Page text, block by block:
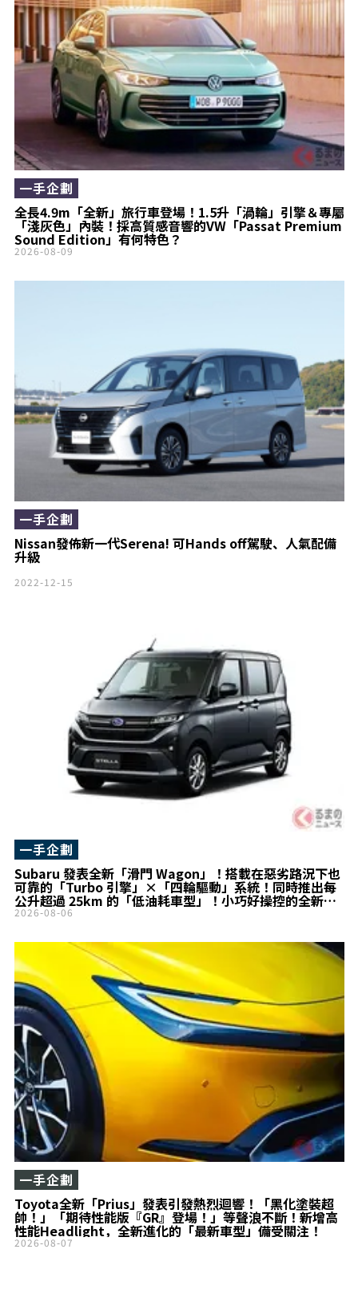
全長4.9m「全新」旅行車登場！1.5升「渦輪」引擎＆專屬
「淺灰色」內裝！採高質感音響的VW「Passat Premium
Sound Edition」有何特色？
一手企劃
2026-08-09
Nissan發佈新一代Serena! 可Hands off駕駛、人氣配備
升級
一手企劃
2022-12-15
Subaru 發表全新「滑門 Wagon」！搭載在惡劣路況下也
可靠的「Turbo 引擎」×「四輪驅動」系統！同時推出每
公升超過 25km 的「低油耗車型」！小巧好操控的全新
Stella 登場！
一手企劃
2026-08-06
Toyota全新「Prius」發表引發熱烈迴響！「黑化塗裝超
帥！」「期待性能版『GR』登場！」等聲浪不斷！新增高
性能Headlight，全新進化的「最新車型」備受關注！
一手企劃
2026-08-07